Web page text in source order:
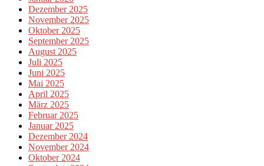
Dezember 2025
November 2025
Oktober 2025
September 2025
August 2025
Juli 2025
Juni 2025
Mai 2025
April 2025
März 2025
Februar 2025
Januar 2025
Dezember 2024
November 2024
Oktober 2024